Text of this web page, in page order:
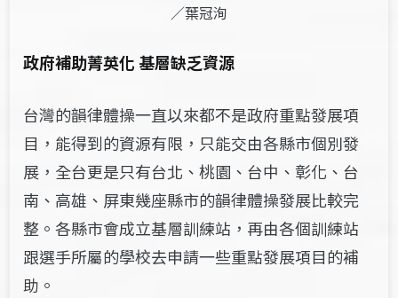
／葉冠洵
政府補助菁英化 基層缺乏資源
台灣的韻律體操一直以來都不是政府重點發展項
目，能得到的資源有限，只能交由各縣市個別發
展，全台更是只有台北、桃園、台中、彰化、台
南、高雄、屏東幾座縣市的韻律體操發展比較完
整。各縣市會成立基層訓練站，再由各個訓練站
跟選手所屬的學校去申請一些重點發展項目的補
助。